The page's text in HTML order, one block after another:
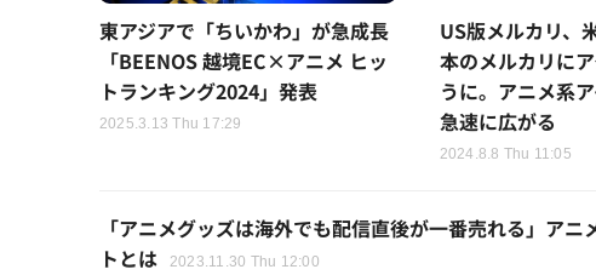
東アジアで「ちいかわ」が急成長
「BEENOS 越境EC×アニメ ヒッ
トランキング2024」発表
2025.3.13 Thu 17:29
US版メルカリ、
本のメルカリに
うに。アニメ系
急速に広がる
2024.8.8 Thu 11:05
「アニメグッズは海外でも配信直後が一番売れる」ア
トとは
2023.11.30 Thu 12:00